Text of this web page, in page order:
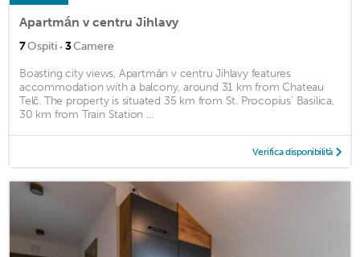
Apartmán v centru Jihlavy
7Ospiti · 3Camere
Boasting city views, Apartmán v centru Jihlavy features
accommodation with a balcony, around 31 km from Chateau
Telč. The property is situated 35 km from St. Procopius' Basilica,
30 km from Train Station ...
Verifica disponibilità